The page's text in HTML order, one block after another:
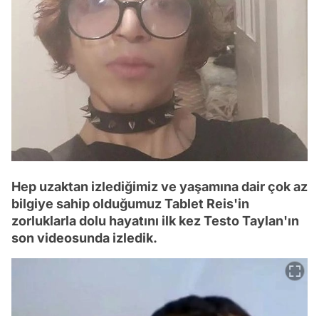
Hep uzaktan izlediğimiz ve yaşamına dair çok az
bilgiye sahip olduğumuz Tablet Reis'in
zorluklarla dolu hayatını ilk kez Testo Taylan'ın
son videosunda izledik.